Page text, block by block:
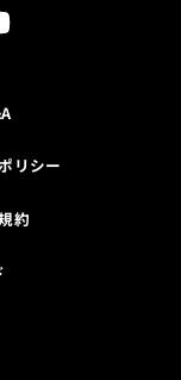
リシー
約